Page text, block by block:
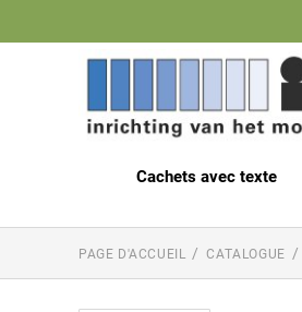
Cachets avec texte
PAGE D'ACCUEIL CATALOGUE